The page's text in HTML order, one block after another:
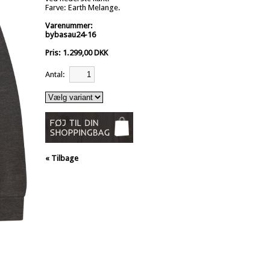
Farve: Earth Melange.
Varenummer:
bybasau24-16
Pris: 1.299,00 DKK
Antal:
« Tilbage